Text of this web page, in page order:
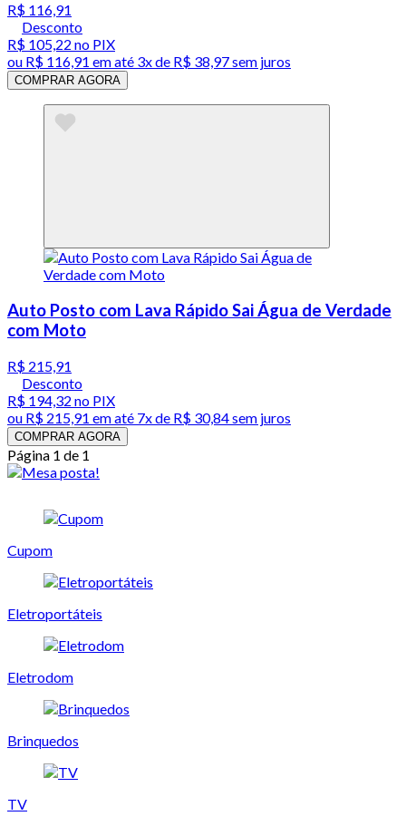
R$ 116,91
Desconto
R$ 105,22 no PIX
ou R$ 116,91 em até 3x de R$ 38,97 sem juros
COMPRAR AGORA
Auto Posto com Lava Rápido Sai Água de Verdade
com Moto
R$ 215,91
Desconto
R$ 194,32 no PIX
ou R$ 215,91 em até 7x de R$ 30,84 sem juros
COMPRAR AGORA
Página 1 de 1
Cupom
Eletroportáteis
Eletrodom
Brinquedos
TV